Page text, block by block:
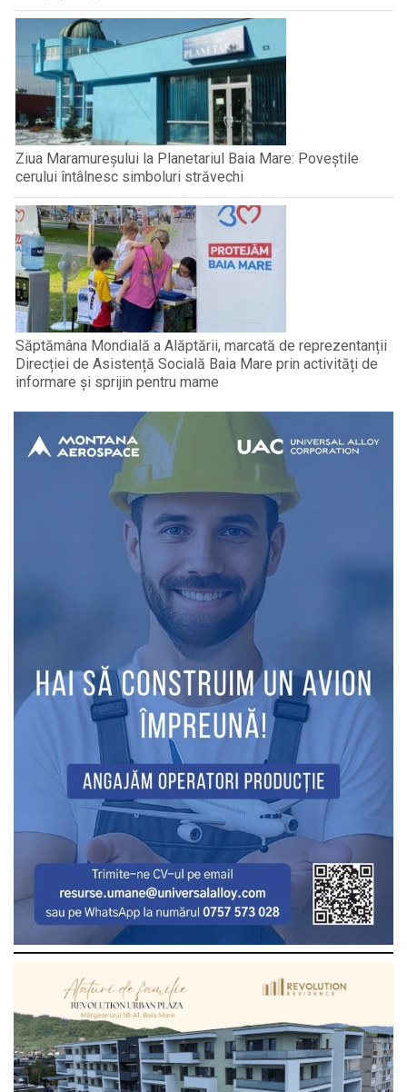
Ziua Maramureșului la Planetariul Baia Mare: Poveștile
cerului întâlnesc simboluri străvechi
Săptămâna Mondială a Alăptării, marcată de reprezentanții
Direcției de Asistență Socială Baia Mare prin activități de
informare și sprijin pentru mame